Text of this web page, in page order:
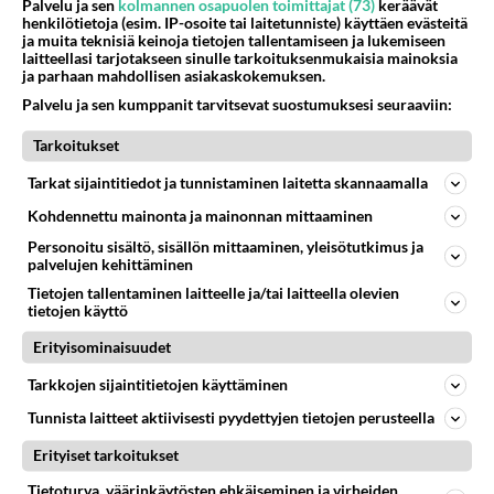
Poliisin mukaan nuori oli lähes täysi-ikäinen. Ennen iltakuutta tulleen ilmoituksen mukaan ihminen oli joutunut mahdoll
06.08.2026 20:09
Iisalmi
576
kenen näköinen
kaivattusi on ?
07.08.2026 16:24
Ikävä
537
Mikä on ollut
06.08.2026 14:44
Ikävä
35
533
Tykkäätköhän vielä minusta?
06.08.2026 07:42
29
Olet ihana
490
Hyvännäköinen pakkaus
Olet hyvännäköinen pakkaus nainen.
06.08.2026 13:03
Ikävä
29
448
Palvelu ja sen kolmannen osapuolen toimittajat (73) keräävät
henkilötietoja (esim. IP-osoite tai laitetunniste) käyttäen evästeitä
ja muita teknisiä keinoja tietojen tallentamiseen ja lukemiseen
laitteellasi tarjotakseen sinulle tarkoituksenmukaisia mainoksia
ja parhaan mahdollisen asiakaskokemuksen.
Palvelu ja sen kumppanit tarvitsevat suostumuksesi seuraaviin:
Tarkoitukset
Tarkat sijaintitiedot ja tunnistaminen laitetta skannaamalla
Kohdennettu mainonta ja mainonnan mittaaminen
Personoitu sisältö, sisällön mittaaminen, yleisötutkimus ja
palvelujen kehittäminen
Tietojen tallentaminen laitteelle ja/tai laitteella olevien
tietojen käyttö
Erityisominaisuudet
Tarkkojen sijaintitietojen käyttäminen
Tunnista laitteet aktiivisesti pyydettyjen tietojen perusteella
Erityiset tarkoitukset